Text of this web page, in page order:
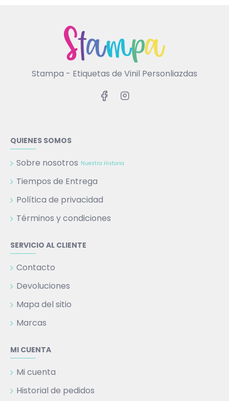
Stampa - Etiquetas de Vinil Personliazdas
QUIENES SOMOS
Sobre nosotros Nuestra Historia
Tiempos de Entrega
Política de privacidad
Términos y condiciones
SERVICIO AL CLIENTE
Contacto
Devoluciones
Mapa del sitio
Marcas
MI CUENTA
Mi cuenta
Historial de pedidos